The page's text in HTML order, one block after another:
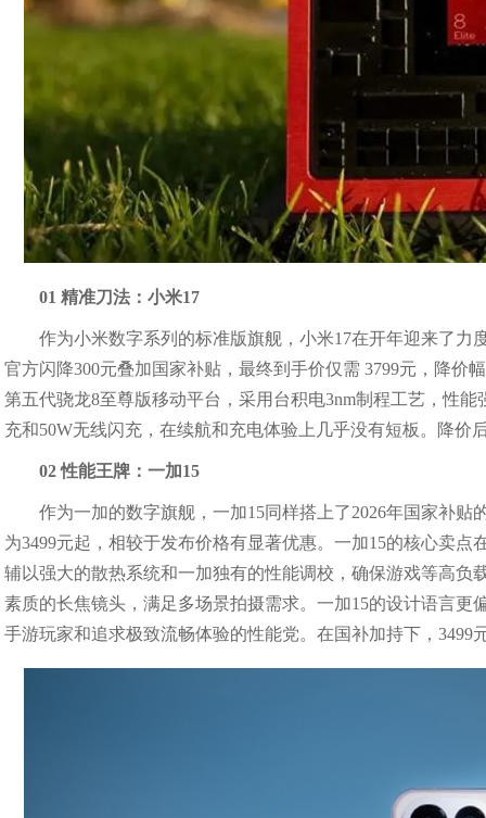
01 精准刀法：小米17
作为小米数字系列的标准版旗舰，小米17在开年迎来了力
官方闪降300元叠加国家补贴，最终到手价仅需 3799元，降价
第五代骁龙8至尊版移动平台，采用台积电3nm制程工艺，性
充和50W无线闪充，在续航和充电体验上几乎没有短板。降价
02 性能王牌：一加15
作为一加的数字旗舰，一加15同样搭上了2026年国家补
为3499元起，相较于发布价格有显著优惠。一加15的核心卖
辅以强大的散热系统和一加独有的性能调校，确保游戏等高
素质的长焦镜头，满足多场景拍摄需求。一加15的设计语言
手游玩家和追求极致流畅体验的性能党。在国补加持下，